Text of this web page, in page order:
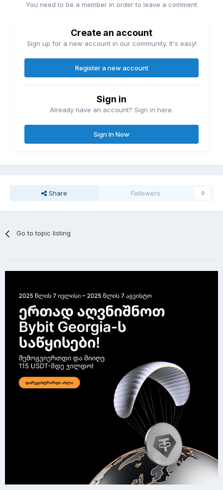
You need to be a member in order to leave a comment
Create an account
Sign up for a new account in our community. It's easy!
Register a new account
Sign in
Already have an account? Sign in here.
Sign In Now
Share Followers 0
Go to topic listing